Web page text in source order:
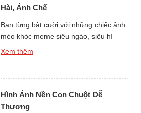
Hài, Ảnh Chế
Bạn từng bật cười với những chiếc ảnh
mèo khóc meme siêu ngáo, siêu hí
hước trên mạng chưa? nếu như rồi, thì
loạt con mèo khóc meme này sẽ khiến
[…]
Xem thêm
Hình Ảnh Nền Con Chuột Dễ
Thương